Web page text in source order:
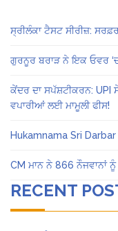
ਸ੍ਰੀਲੰਕਾ ਟੈਸਟ ਸੀਰੀਜ਼:
ਗੁਰਨੂਰ ਬਰਾੜ ਨੇ ਇਕ ਓਵਰ
ਕੇਂਦਰ ਦਾ ਸਪੱਸ਼ਟੀਕਰਨ: UPI
ਵਪਾਰੀਆਂ ਲਈ ਮਾਮੂਲੀ ਫੀਸ!
Hukamnama Sri
CM ਮਾਨ ਨੇ 866 ਨੌਜਵਾਨਾਂ
RECENT